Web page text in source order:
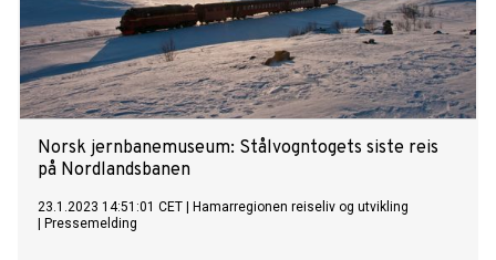
Norsk jernbanemuseum: Stålvogntogets siste reis
på Nordlandsbanen
23.1.2023 14:51:01 CET
Hamarregionen reiseliv og utvikling
Pressemelding